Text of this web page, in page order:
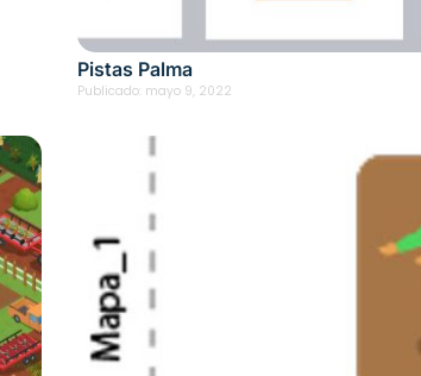
Pistas Palma
Publicado: mayo 9, 2022